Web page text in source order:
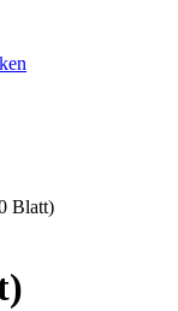
Blatt)